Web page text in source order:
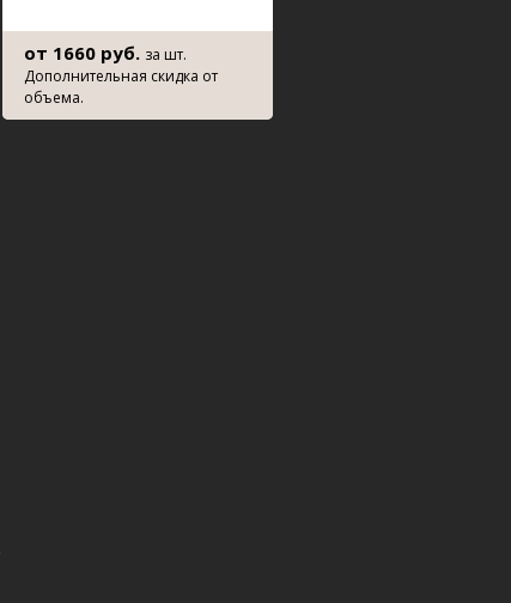
от 1660 руб. за шт.
Дополнительная скидка от
объема.